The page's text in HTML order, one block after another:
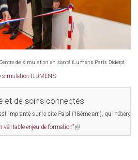
de simulation en santé iLumens Paris Diderot
et de soins connectés
implanté sur le site Pajol (18ème arr.), qui
véritable enjeu de formation" (link
is